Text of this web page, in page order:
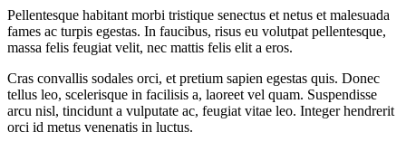
Pellentesque habitant morbi tristique senectus et netus et malesuada
fames ac turpis egestas. In faucibus, risus eu volutpat pellentesque,
massa felis feugiat velit, nec mattis felis elit a eros.
Cras convallis sodales orci, et pretium sapien egestas quis. Donec
tellus leo, scelerisque in facilisis a, laoreet vel quam. Suspendisse
arcu nisl, tincidunt a vulputate ac, feugiat vitae leo. Integer hendrerit
orci id metus venenatis in luctus.